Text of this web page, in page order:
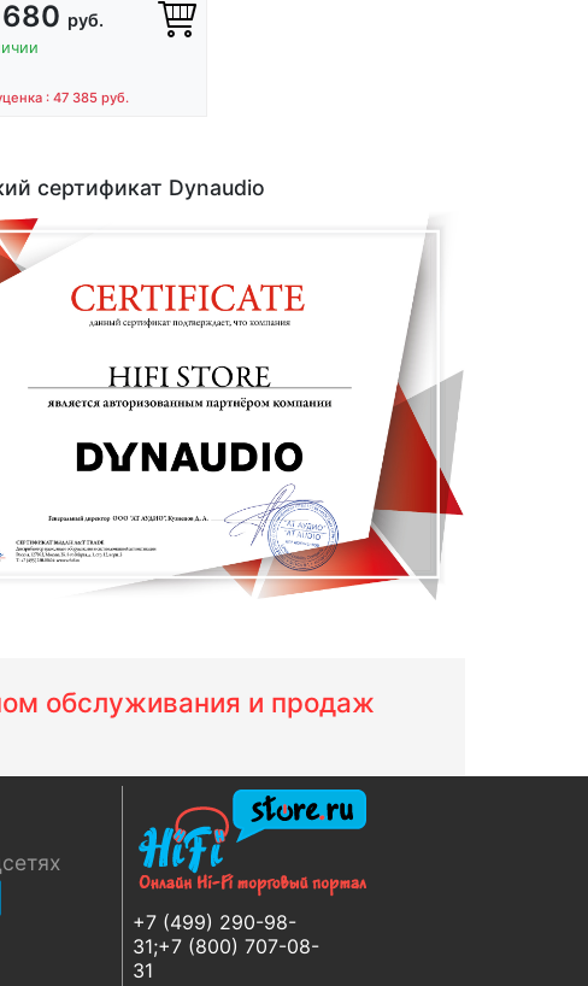
руб.
: 47 385 руб.
сертификат Dynaudio
обслуживания и продаж
+7 (499) 290-98-
31;+7 (800) 707-08-
31